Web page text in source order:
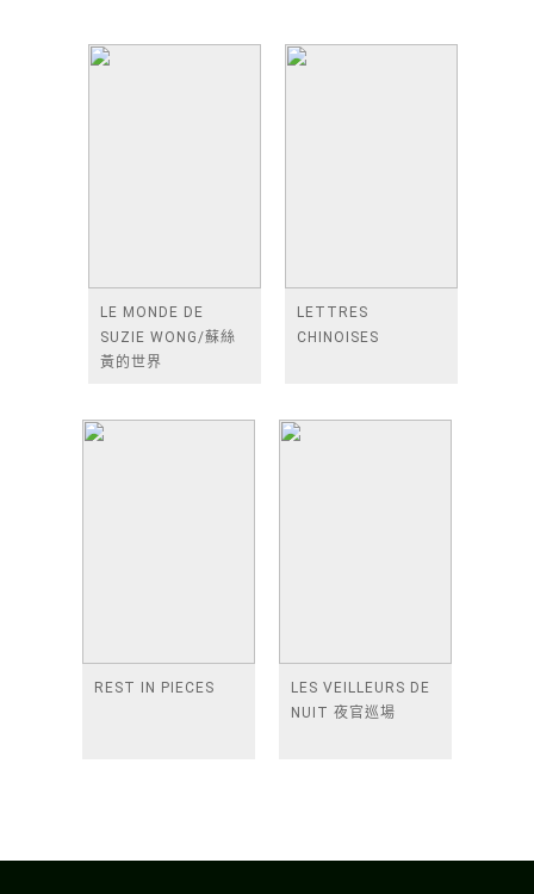
LE MONDE DE
SUZIE WONG/蘇絲
黃的世界
LETTRES
CHINOISES
REST IN PIECES
LES VEILLEURS DE
NUIT 夜官巡場